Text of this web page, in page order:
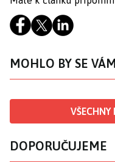
MOHLO BY SE
VŠECHNY
DOPORUČUJEME